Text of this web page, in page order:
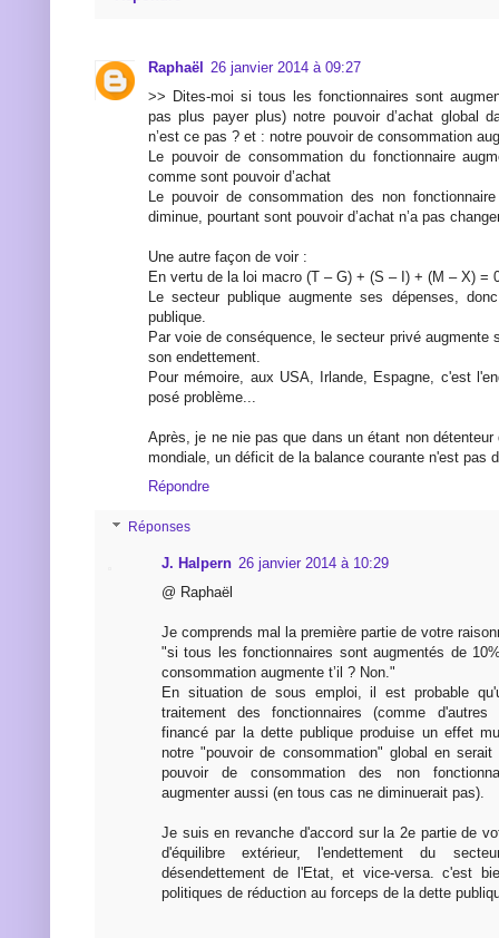
Raphaël
26 janvier 2014 à 09:27
>> Dites-moi si tous les fonctionnaires sont
pas plus payer plus) notre pouvoir d’achat global
n’est ce pas ? et : notre pouvoir de consommation
Le pouvoir de consommation du fonctionnaire
comme sont pouvoir d’achat
Le pouvoir de consommation des non
diminue, pourtant sont pouvoir d’achat n’a pas
Une autre façon de voir :
En vertu de la loi macro (T – G) + (S – I) + (M – X) =
Le secteur publique augmente ses dépenses,
publique.
Par voie de conséquence, le secteur privé augmente
son endettement.
Pour mémoire, aux USA, Irlande, Espagne, c'est
posé problème...
Après, je ne nie pas que dans un étant non détenteur
mondiale, un déficit de la balance courante n'est pas
Répondre
Réponses
J. Halpern 26 janvier 2014 à 10:29
@ Raphaël
Je comprends mal la première partie de votre
"si tous les fonctionnaires sont augmentés de
consommation augmente t’il ? Non."
En situation de sous emploi, il est probable
traitement des fonctionnaires (comme d'autres
financé par la dette publique produise un effet
notre "pouvoir de consommation" global en
pouvoir de consommation des non
augmenter aussi (en tous cas ne diminuerait pas).
Je suis en revanche d'accord sur la 2e partie de
d'équilibre extérieur, l'endettement du
désendettement de l'Etat, et vice-versa. c'est
politiques de réduction au forceps de la dette